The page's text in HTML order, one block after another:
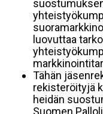
luovuttaa
Tähän
rekisteröityjä
heidän
Suomen